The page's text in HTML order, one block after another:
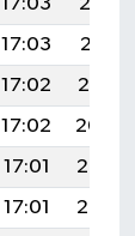
17:03
20:11
17:02
20:10
17:02
20:09
17:01
20:08
17:01
20:06